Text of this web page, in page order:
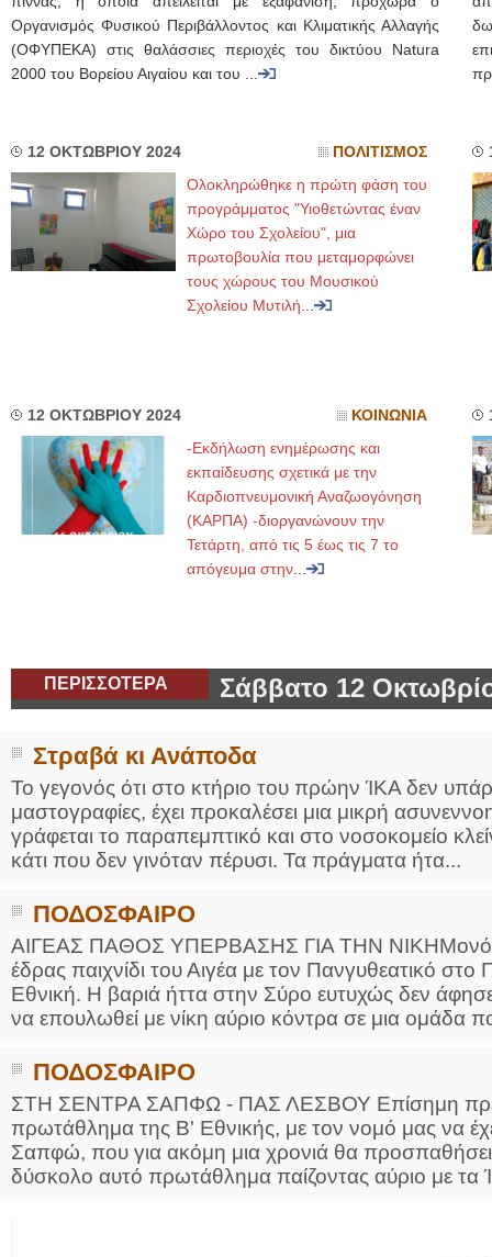
Οργανισμός Φυσικού Περιβάλλοντος και Κλιματικής Αλλαγής
(ΟΦΥΠΕΚΑ) στις θαλάσσιες περιοχές του δικτύου Natura
2000 του Βορείου Αιγαίου και του ...
12 ΟΚΤΩΒΡΙΟΥ 2024 ΠΟΛΙΤΙΣΜΟΣ
Ολοκληρώθηκε η πρώτη φάση του
προγράμματος "Υιοθετώντας έναν
Χώρο του Σχολείου", μια
πρωτοβουλία που μεταμορφώνει
τους χώρους του Μουσικού
Σχολείου Μυτιλή
12 ΟΚΤΩΒΡΙΟΥ 2024 ΚΟΙΝΩΝΙΑ
-Εκδήλωση ενημέρωσης και
εκπαίδευσης σχετικά με την
Καρδιοπνευμονική Αναζωογόνηση
(ΚΑΡΠΑ) -διοργανώνουν την
Τετάρτη, από τις 5 έως τις 7 το
απόγευμα στην
ΠΕΡΙΣΣΟΤΕΡΑ Σάββατο 12
Στραβά κι Ανάποδα
Το γεγονός ότι στο κτήριο του πρώην ΊΚΑ δεν
μαστογραφίες, έχει προκαλέσει μια μικρή
γράφεται το παραπεμπτικό και στο νοσοκομείο
κάτι που δεν γινόταν πέρυσι. Τα πράγματα ήτα...
ΠΟΔΟΣΦΑΙΡΟ
ΑΙΓΕΑΣ ΠΑΘΟΣ ΥΠΕΡΒΑΣΗΣ ΓΙΑ ΤΗΝ
έδρας παιχνίδι του Αιγέα με τον Πανγυθεατικό
Εθνική. Η βαριά ήττα στην Σύρο ευτυχώς δεν
να επουλωθεί με νίκη αύριο κόντρα σε μια ομάδα
ΠΟΔΟΣΦΑΙΡΟ
ΣΤΗ ΣΕΝΤΡΑ ΣΑΠΦΩ - ΠΑΣ ΛΕΣΒΟΥ Επίσημη
πρωτάθλημα της Β' Εθνικής, με τον νομό μας να
Σαπφώ, που για ακόμη μια χρονιά θα προσπαθήσει
δύσκολο αυτό πρωτάθλημα παίζοντας αύριο με τα